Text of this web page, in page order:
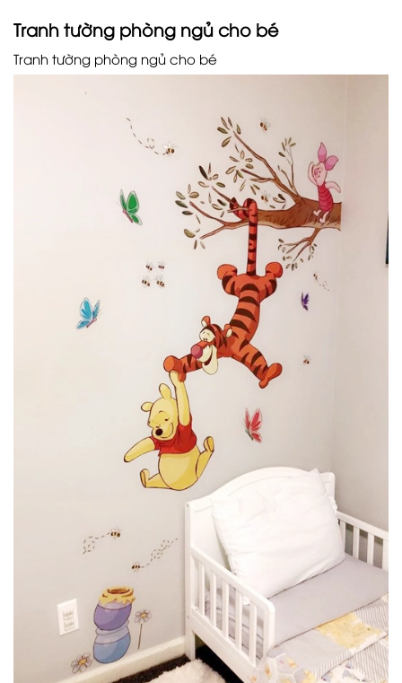
Tranh tường phòng ngủ cho bé
Tranh tường phòng ngủ cho bé